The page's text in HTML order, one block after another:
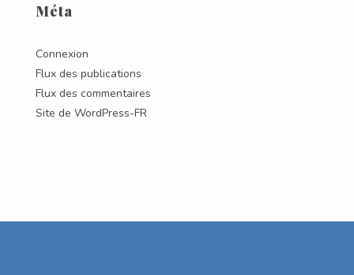
Méta
Connexion
Flux des publications
Flux des commentaires
Site de WordPress-FR